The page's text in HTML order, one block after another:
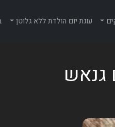
עוגת יום הולדת ללא גלוטן
גנאש